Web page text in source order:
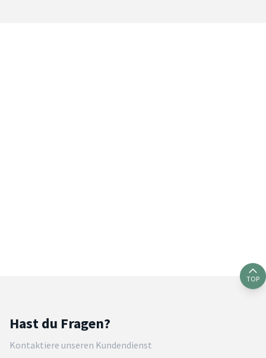
TOP
Hast du Fragen?
Kontaktiere unseren Kundendienst